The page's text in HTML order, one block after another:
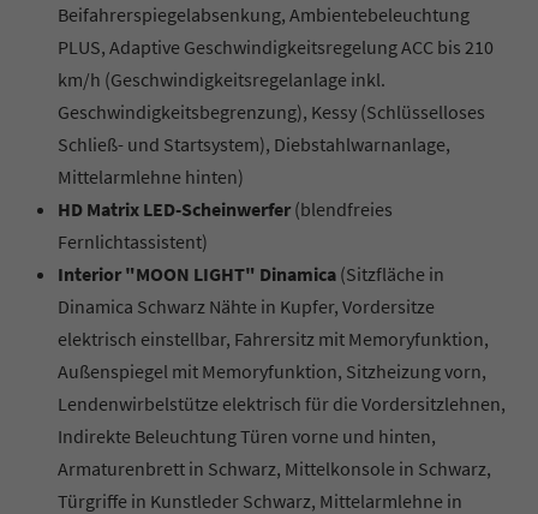
Beifahrerspiegelabsenkung, Ambientebeleuchtung
PLUS, Adaptive Geschwindigkeitsregelung ACC bis 210
km/h (Geschwindigkeitsregelanlage inkl.
Geschwindigkeitsbegrenzung), Kessy (Schlüsselloses
Schließ- und Startsystem), Diebstahlwarnanlage,
Mittelarmlehne hinten)
HD Matrix LED-Scheinwerfer (blendfreies
Fernlichtassistent)
Interior "MOON LIGHT" Dinamica (Sitzfläche in
Dinamica Schwarz Nähte in Kupfer, Vordersitze
elektrisch einstellbar, Fahrersitz mit Memoryfunktion,
Außenspiegel mit Memoryfunktion, Sitzheizung vorn,
Lendenwirbelstütze elektrisch für die Vordersitzlehnen,
Indirekte Beleuchtung Türen vorne und hinten,
Armaturenbrett in Schwarz, Mittelkonsole in Schwarz,
Türgriffe in Kunstleder Schwarz, Mittelarmlehne in